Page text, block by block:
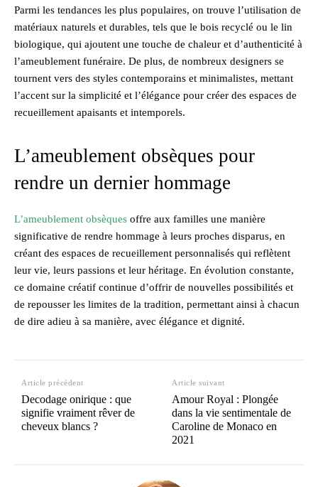
Parmi les tendances les plus populaires, on trouve l’utilisation de
matériaux naturels et durables, tels que le bois recyclé ou le lin
biologique, qui ajoutent une touche de chaleur et d’authenticité à
l’ameublement funéraire. De plus, de nombreux designers se
tournent vers des styles contemporains et minimalistes, mettant
l’accent sur la simplicité et l’élégance pour créer des espaces de
recueillement apaisants et intemporels.
L’ameublement obsèques pour
rendre un dernier hommage
L’ameublement obsèques offre aux familles une manière
significative de rendre hommage à leurs proches disparus, en
créant des espaces de recueillement personnalisés qui reflètent
leur vie, leurs passions et leur héritage. En évolution constante,
ce domaine créatif continue d’offrir de nouvelles possibilités et
de repousser les limites de la tradition, permettant ainsi à chacun
de dire adieu à sa manière, avec élégance et dignité.
Article précédent
Decodage onirique : que
signifie vraiment rêver de
cheveux blancs ?
Article suivant
Amour Royal : Plongée
dans la vie sentimentale de
Caroline de Monaco en
2021